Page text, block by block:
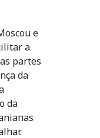
e
a
partes
da
da